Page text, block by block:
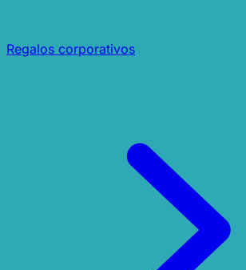
Regalos corporativos